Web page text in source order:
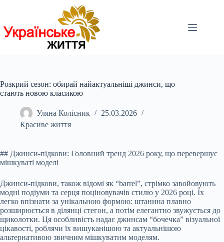
Розкрий сезон: обирай найактуальніші джинси, що
стають новою класикою
Уляна Колісник
25.03.2026
Красиве життя
## Джинси-підкови: Головний тренд 2026 року, що перевершує
мішкуваті моделі
Джинси-підкови, також відомі як “barrel”, стрімко завойовують
модні подіуми та серця поціновувачів стилю у 2026 році. Їх
легко впізнати за унікальною формою: штанина плавно
розширюється в ділянці стегон, а потім елегантно звужується до
щиколотки. Ця особливість надає джинсам “бочечка” візуальної
цікавості, роблячи їх вишуканішою та актуальнішою
альтернативою звичним мішкуватим моделям.